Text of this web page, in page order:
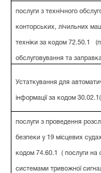
послуги з технічного
конторських, лічильних
техніки за кодом 72.50.1
обслуговування та
Устаткування для
інформації за кодом
послуги з проведення
безпеки у 19 місцевих
кодом 74.60.1 ( послуги на
системами тривожної